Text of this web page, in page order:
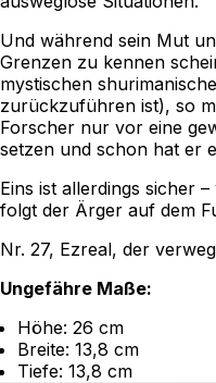
Und während sein Mut
Grenzen zu kennen
mystischen
zurückzuführen ist), so
Forscher nur vor eine
setzen und schon hat er
Eins ist allerdings sicher
folgt der Ärger auf dem
Nr. 27, Ezreal, der
Ungefähre Maße:
Höhe: 26 cm
Breite: 13,8 cm
Tiefe: 13,8 cm